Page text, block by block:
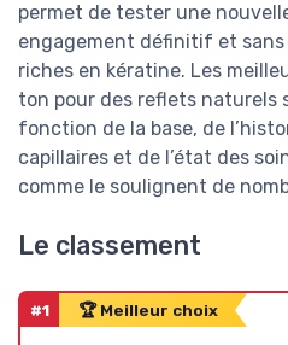
permet de tester une
engagement définitif et sans
riches en kératine. Les
ton pour des reflets naturels
fonction de la base, de
capillaires et de l’état des
comme le soulignent de
Le classement
#1 🏆 Meilleur choix